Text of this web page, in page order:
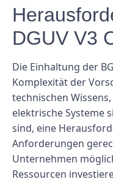
DGUV V3
Die Einhaltung der
Komplexität der
technischen
elektrische Systeme
sind, eine
Anforderungen
Unternehmen
Ressourcen